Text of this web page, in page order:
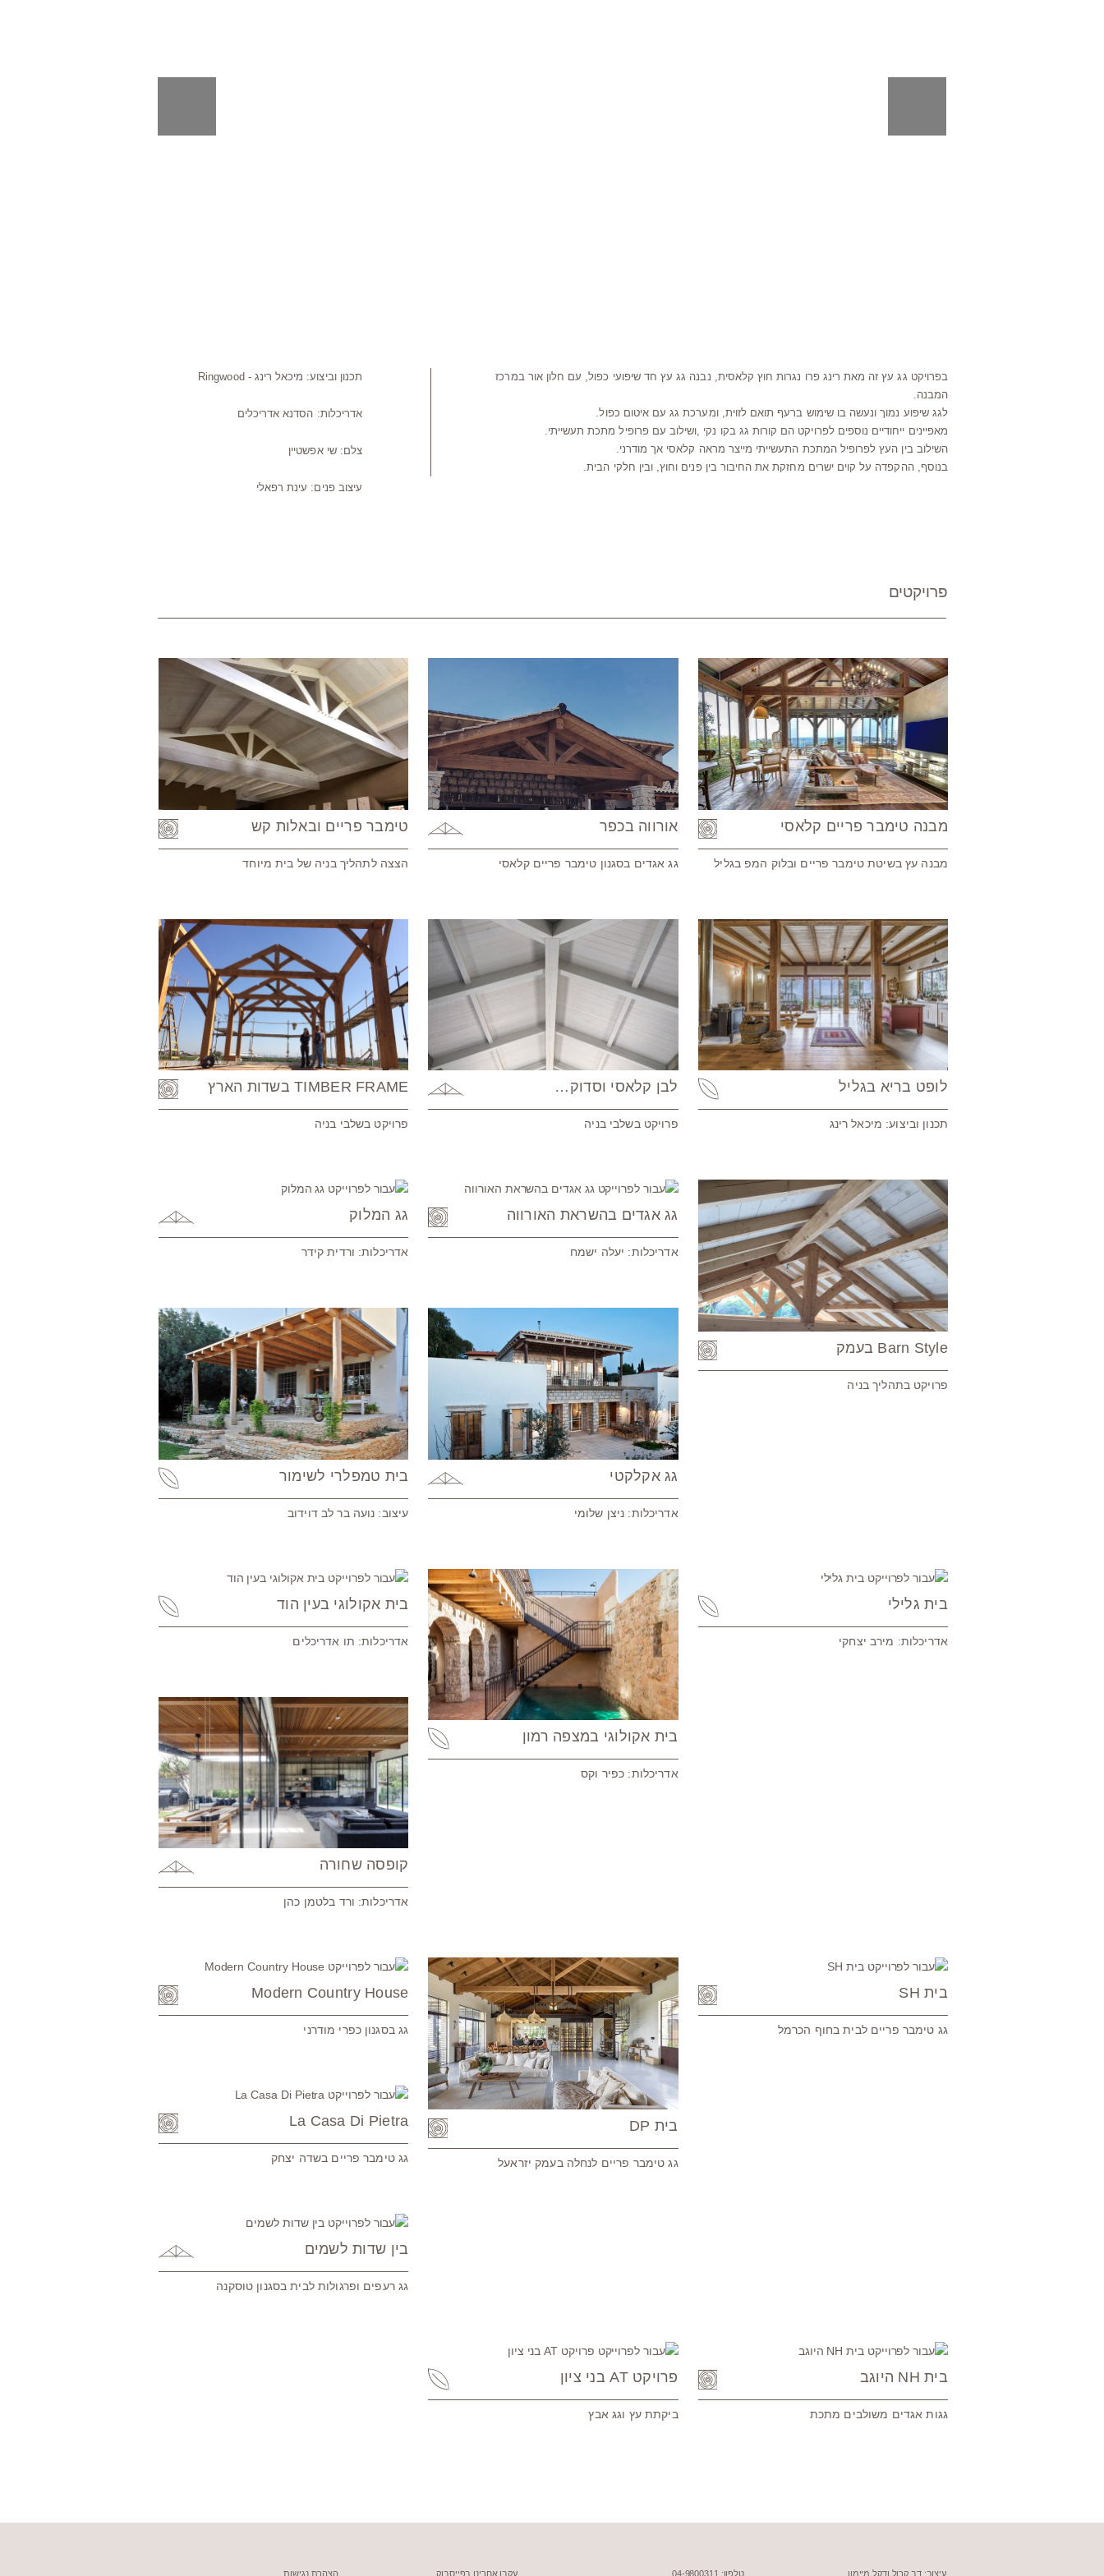
בפרויקט גג עץ זה מאת רינג פרו נגרות חוץ קלאסית, נבנה גג עץ חד שיפועי כפול, עם חלון אור במרכז
המבנה.
לגג שיפוע נמוך ונעשה בו שימוש ברעף תואם לזוית, ומערכת גג עם איטום כפול.
מאפיינים ייחודיים נוספים לפרויקט הם קורות גג בקו נקי ,ושילוב עם פרופיל מתכת תעשייתי.
השילוב בין העץ לפרופיל המתכת התעשייתי מייצר מראה קלאסי אך מודרני.
בנוסף, ההקפדה על קוים ישרים מחזקת את החיבור בין פנים וחוץ, ובין חלקי הבית.
תכנון וביצוע: מיכאל רינג - Ringwood
אדריכלות: הסדנא אדריכלים
צלם: שי אפשטיין
עיצוב פנים: עינת רפאלי
פרויקטים
מבנה טימבר פריים קלאסי
מבנה עץ בשיטת טימבר פריים ובלוק המפ בגליל
אורווה בכפר
גג אגדים בסגנון טימבר פריים קלאסי
טימבר פריים ובאלות קש
הצצה לתהליך בניה של בית מיוחד
לופט בריא בגליל
תכנון וביצוע: מיכאל רינג
לבן קלאסי וסדוק…
פרויקט בשלבי בניה
TIMBER FRAME בשדות הארץ
פרויקט בשלבי בניה
Barn Style בעמק
פרויקט בתהליך בניה
גג אגדים בהשראת האורווה
אדריכלות: יעלה ישמח
גג המלוק
אדריכלות: ורדית קידר
גג אקלקטי
אדריכלות: ניצן שלומי
בית טמפלרי לשימור
עיצוב: נועה בר לב דוידוב
בית גלילי
אדריכלות: מירב יצחקי
בית אקולוגי במצפה רמון
אדריכלות: כפיר וקס
בית אקולוגי בעין הוד
אדריכלות: תו אדריכלים
קופסה שחורה
אדריכלות: ורד בלטמן כהן
בית SH
גג טימבר פריים לבית בחוף הכרמל
בית DP
גג טימבר פריים לנחלה בעמק יזראעל
Modern Country House
גג בסגנון כפרי מודרני
La Casa Di Pietra
גג טימבר פריים בשדה יצחק
בין שדות לשמים
גג רעפים ופרגולות לבית בסגנון טוסקנה
בית NH היוגב
גגות אגדים משולבים מתכת
פרויקט AT בני ציון
ביקתת עץ וגג אבץ
עיצוב:דב קרול ודקל מיימון טלפון: 04-9800311 עקבו אחרינו בפייסבוק הצהרת נגישות